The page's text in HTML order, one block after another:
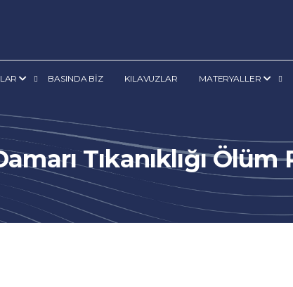
BASINDA BİZ KILAVUZLAR MATERYALLER
Tıkanıklığı